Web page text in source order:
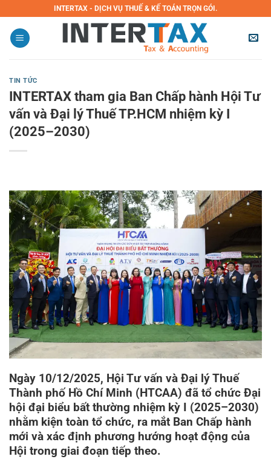
nội
INTERTAX - DỊCH VỤ THUẾ & KẾ TOÁN TRỌN GÓI.
TIN TỨC
INTERTAX tham gia Ban Chấp hành Hội Tư
vấn và Đại lý Thuế TP.HCM nhiệm kỳ I
(2025–2030)
Ngày 10/12/2025, Hội Tư vấn và Đại lý Thuế
Thành phố Hồ Chí Minh (HTCAA) đã tổ chức Đại
hội đại biểu bất thường nhiệm kỳ I (2025–2030)
nhằm kiện toàn tổ chức, ra mắt Ban Chấp hành
mới và xác định phương hướng hoạt động của
Hội trong giai đoạn tiếp theo.